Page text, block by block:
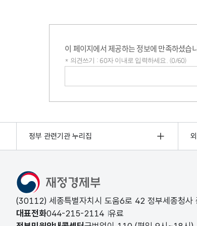
이 페이지에서 제공하는 정보에 만족하셨습
* 의견쓰기 : 60자 이내로 입력하세요. (0/60)
정부 관련기관 누리집
(30112) 세종특별자치시 도움6로 42 정부세종청사
대표전화044-215-2114 유료